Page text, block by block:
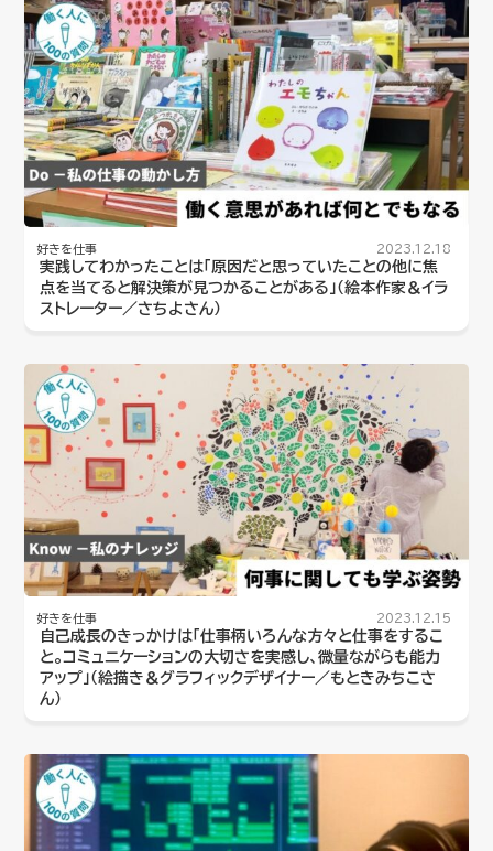
好きを仕事 2023.12.18
実践してわかったことは「原因だと思っていたことの他に焦
点を当てると解決策が見つかることがある」（絵本作家＆イラ
ストレーター／さちよさん）
好きを仕事 2023.12.15
自己成長のきっかけは「仕事柄いろんな方々と仕事をするこ
と。コミュニケーションの大切さを実感し、微量ながらも能力
アップ」（絵描き＆グラフィックデザイナー／もときみちこさ
ん）